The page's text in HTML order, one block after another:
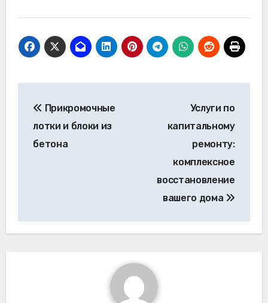
по
записям
Прикромочные
лотки и блоки из
бетона
Услуги по
капитальному
ремонту:
комплексное
восстановление
вашего дома